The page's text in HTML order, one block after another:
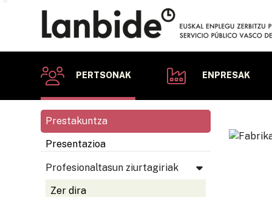
PERTSONAK ENPRESAK
Prestakuntza
Presentazioa
Profesionaltasun ziurtagiriak
Zer dira